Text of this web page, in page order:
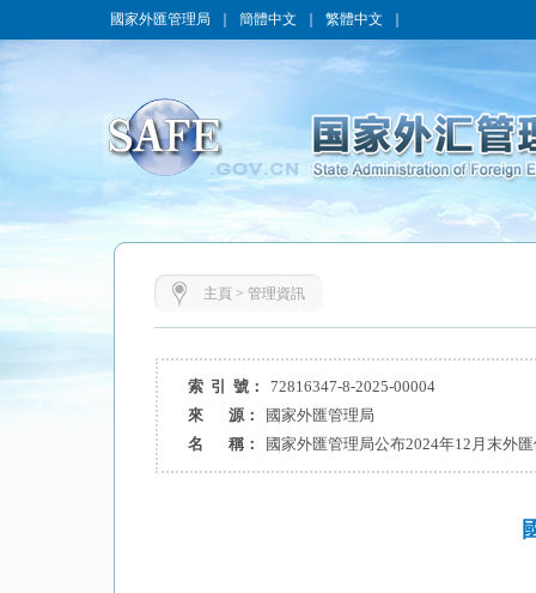
國家外匯管理局 簡體中文 繁體中文
主頁 > 管理資訊
索 引 號：
72816347-8-2025-00004
來 源：
國家外匯管理局
名 稱：
國家外匯管理局公布2024年12月末外